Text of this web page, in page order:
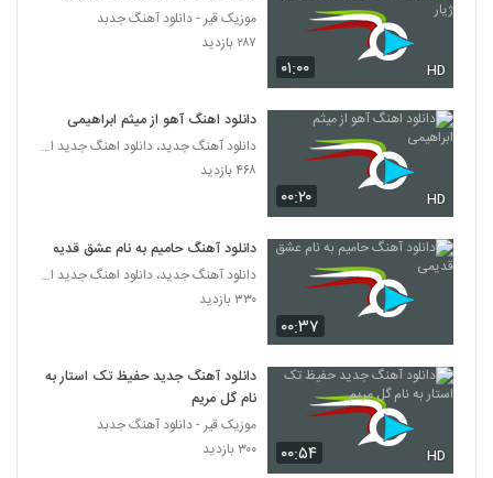
133
دانلود آهنگ محمدرضا شعبان زاده اینجوری
بهتره
134
آهنگ مهدی مدرس بنام دیوونه بازی
۸۹۳ بازدید
موزیک زیبای اسمشو چی بزارم از یوسف زمانی
136
دانلود آهنگ حمید اصغری دورت بگردم
(رمیکس) (Hamid Asghari Doret
Begardam Remix)
137
دانلود آهنگ جدید و زیبای فرشاد آزادی با نام
دستی دستی
۵,۰۴۷ بازدید
۰۱:۰۰ HD
موزیک قیر - دانلود آهنگ جدبد
۲۸۷ بازدید
۰۰:۲۰ HD
دانلود اهنگ آهو از میثم ابراهیمی
دانلود آهنگ جدید، دانلود اهنگ جدید ایرانی
۴۶۸ بازدید
۰۰:۳۷
دانلود آهنگ حامیم به نام عشق قدیمی
دانلود آهنگ جدید، دانلود اهنگ جدید ایرانی
۳۳۰ بازدید
۰۰:۵۴ HD
دانلود آهنگ جدید حفیظ تک استار به
نام گل مریم
موزیک قیر - دانلود آهنگ جدبد
۳۰۰ بازدید